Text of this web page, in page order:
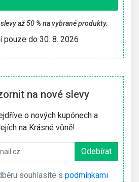
až 50 % na vybrané produkty.
pouze do 30. 8. 2026
na nové slevy
o nových kupónech a
na Krásné vůně!
souhlasíte s podmínkami